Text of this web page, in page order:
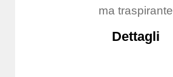
ma traspirante
Dettagli